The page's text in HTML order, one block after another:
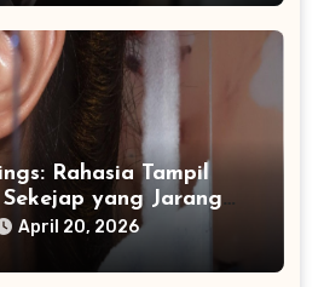
Rahasia Tampil
yang Jarang
April 20, 2026